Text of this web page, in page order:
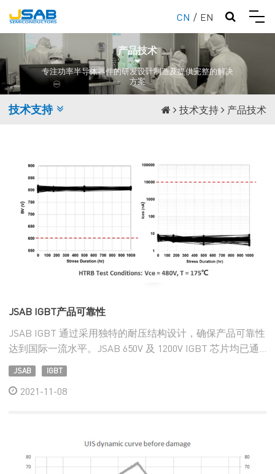
CN / EN
产品技术
专注功率半导体器件的研发设计制造及提供完整的解决
方案
技术支持 技术支持 产品技术
08
2021-11
JSAB IGBT产品可靠性
JSAB IGBT 通过采用独特的耐压结构设计，确保产品可靠性
达到国际一流水平。JSAB 650V 及 1200V IGBT 芯片均已通
过业内最高标准的 175℃, 1000小时高温反偏 (HTRB、
HTGB) 老化加速可靠性测试 。
JSAB IGBT